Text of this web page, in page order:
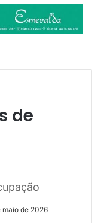
de
maio de 2026